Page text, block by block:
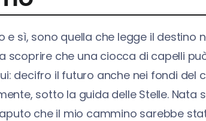
e sì, sono quella che legge il destino
scoprire che una ciocca di capelli
decifro il futuro anche nei fondi del
sotto la guida delle Stelle. Nata
che il mio cammino sarebbe